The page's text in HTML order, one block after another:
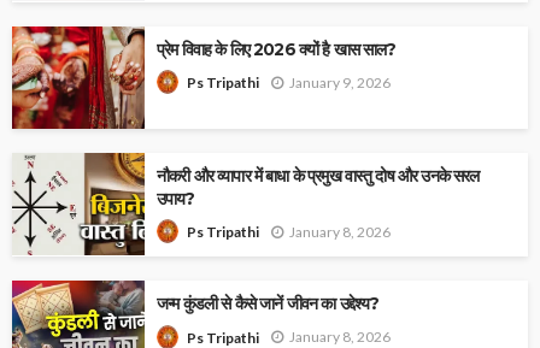
प्रेम विवाह के लिए 2026 क्यों है खास साल?
Ps Tripathi January 9, 2026
नौकरी और व्यापार में बाधा के प्रमुख वास्तु दोष और उनके सरल
उपाय?
Ps Tripathi January 8, 2026
जन्म कुंडली से कैसे जानें जीवन का उद्देश्य?
Ps Tripathi January 8, 2026